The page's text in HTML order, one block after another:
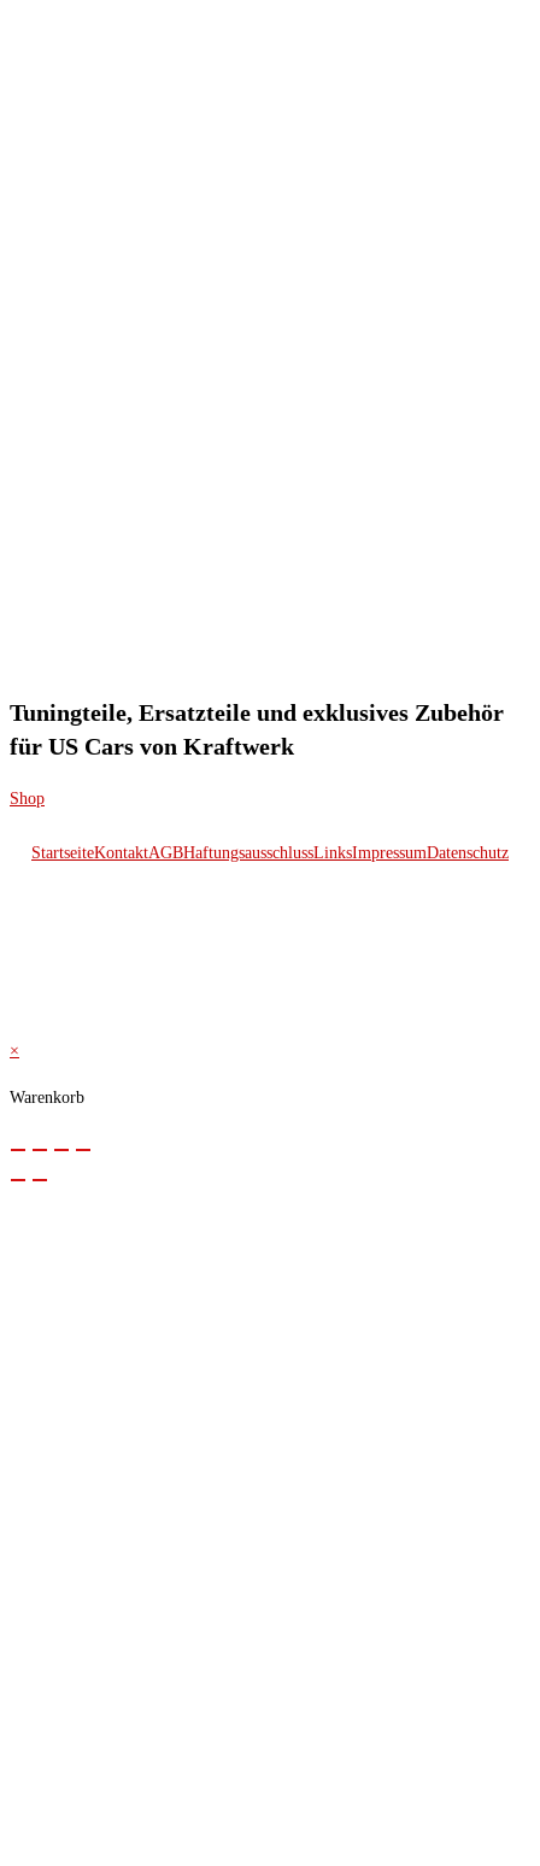
Tuningteile, Ersatzteile und exklusives Zubehör
für US Cars von Kraftwerk
Shop
StartseiteKontaktAGBHaftungsausschlussLinksImpressumDatenschutz
×
Warenkorb